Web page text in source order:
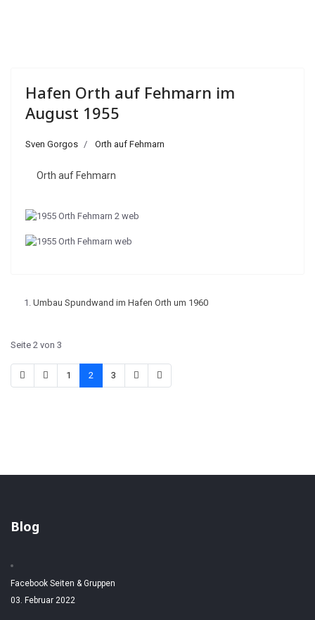
Hafen Orth auf Fehmarn im
August 1955
Sven Gorgos Orth auf Fehmarn
Orth auf Fehmarn
Umbau Spundwand im Hafen Orth um 1960
Seite 2 von 3
1 2 3
Blog
Facebook Seiten & Gruppen
03. Februar 2022